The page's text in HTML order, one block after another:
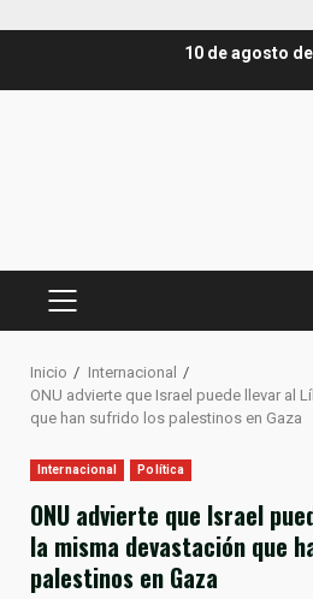
10 de agosto
MENÚ
Inicio
Internacional
ONU advierte que Israel puede llevar al
que han sufrido los palestinos en Gaza
Internacional Política
ONU advierte que Israel
la misma devastación que
palestinos en Gaza